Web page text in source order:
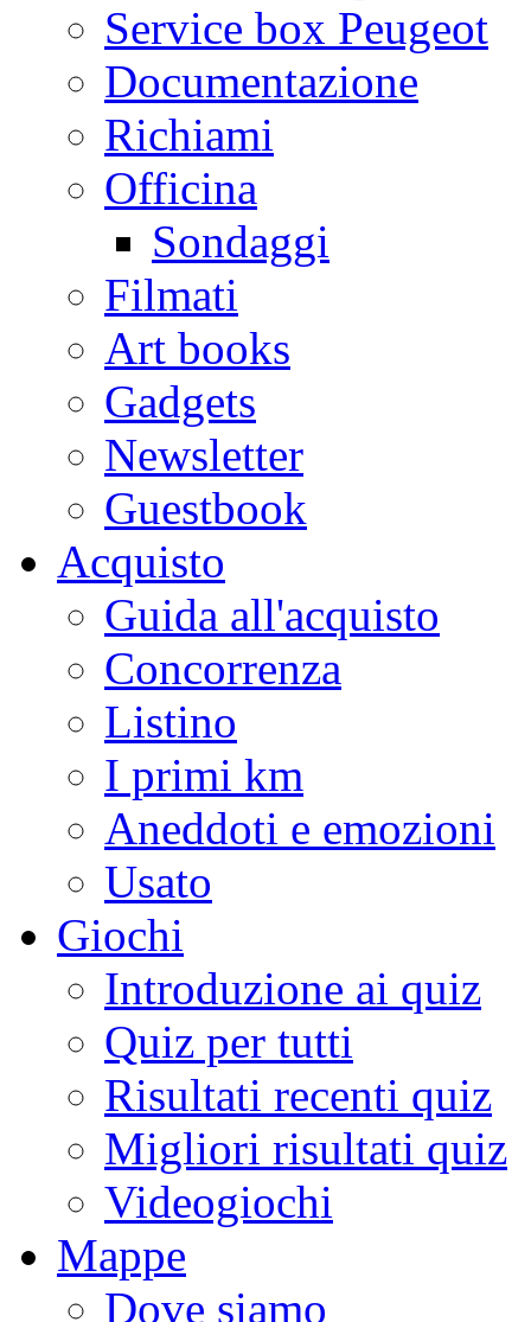
Service box Peugeot
Documentazione
Richiami
Officina
Sondaggi
Filmati
Art books
Gadgets
Newsletter
Guestbook
Acquisto
Guida all'acquisto
Concorrenza
Listino
I primi km
Aneddoti e emozioni
Usato
Giochi
Introduzione ai quiz
Quiz per tutti
Risultati recenti quiz
Migliori risultati quiz
Videogiochi
Mappe
Dove siamo